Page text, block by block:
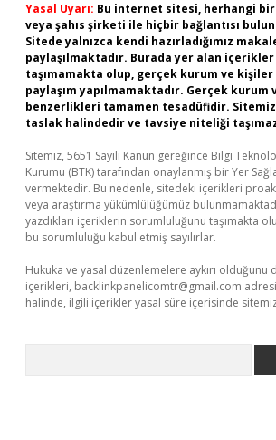
Yasal Uyarı: Bu internet sitesi, herhangi
veya şahıs şirketi ile hiçbir bağlantısı
Sitede yalnızca kendi hazırladığımız
paylaşılmaktadır. Burada yer alan
taşımamakta olup, gerçek kurum ve kişiler
paylaşım yapılmamaktadır. Gerçek
benzerlikleri tamamen tesadüfidir.
taslak halindedir ve tavsiye niteliği
Sitemiz, 5651 Sayılı Kanun gereğince Bilgi
Kurumu (BTK) tarafından onaylanmış bir Yer
vermektedir. Bu nedenle, sitedeki içerikleri
veya araştırma yükümlülüğümüz
yazdıkları içeriklerin sorumluluğunu taşımakta
bu sorumluluğu kabul etmiş sayılırlar.
Hukuka ve yasal düzenlemelere aykırı olduğunu
içerikleri, backlinkpanelicomtr@gmail.com
halinde, ilgili içerikler yasal süre içerisinde